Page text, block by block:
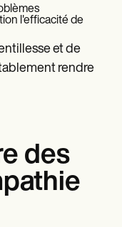
l'efficacité de
et de
rendre
des